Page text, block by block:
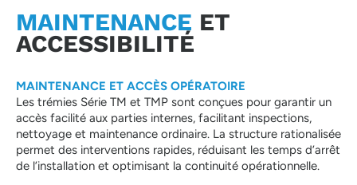
MAINTENANCE ET
ACCESSIBILITÉ
MAINTENANCE ET ACCÈS OPÉRATOIRE
Les trémies Série TM et TMP sont conçues pour garantir un
accès facilité aux parties internes, facilitant inspections,
nettoyage et maintenance ordinaire. La structure rationalisée
permet des interventions rapides, réduisant les temps d’arrêt
de l’installation et optimisant la continuité opérationnelle.